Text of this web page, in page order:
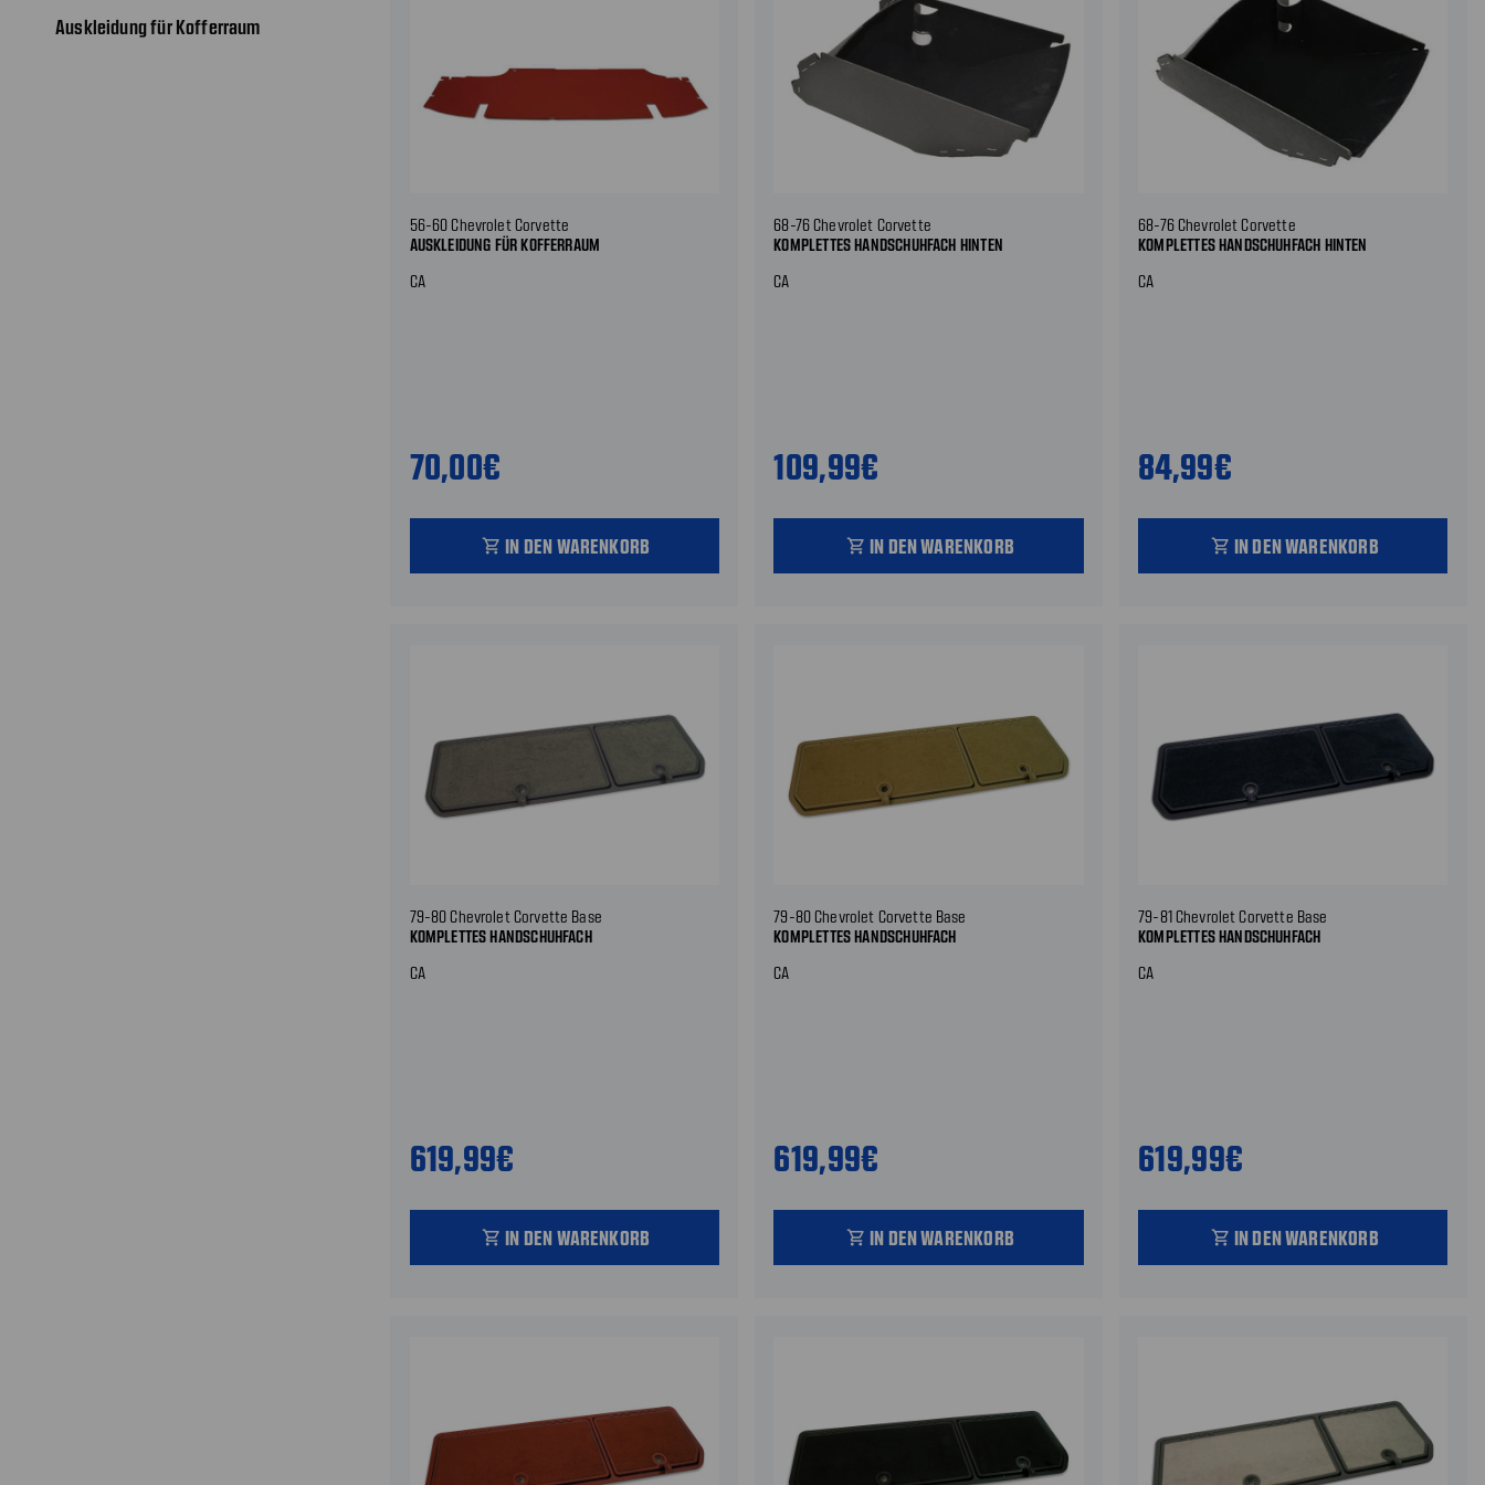
Auskleidung für Kofferraum
56-60 Chevrolet Corvette
AUSKLEIDUNG FÜR KOFFERRAUM
CA
70,00€
shopping_cart IN DEN WARENKORB
68-76 Chevrolet Corvette
KOMPLETTES HANDSCHUHFACH HINTEN
CA
109,99€
shopping_cart IN DEN WARENKORB
68-76 Chevrolet Corvette
KOMPLETTES HANDSCHUHFACH HINTEN
CA
84,99€
shopping_cart IN DEN WARENKORB
79-80 Chevrolet Corvette Base
KOMPLETTES HANDSCHUHFACH
CA
619,99€
shopping_cart IN DEN WARENKORB
79-80 Chevrolet Corvette Base
KOMPLETTES HANDSCHUHFACH
CA
619,99€
shopping_cart IN DEN WARENKORB
79-81 Chevrolet Corvette Base
KOMPLETTES HANDSCHUHFACH
CA
619,99€
shopping_cart IN DEN WARENKORB